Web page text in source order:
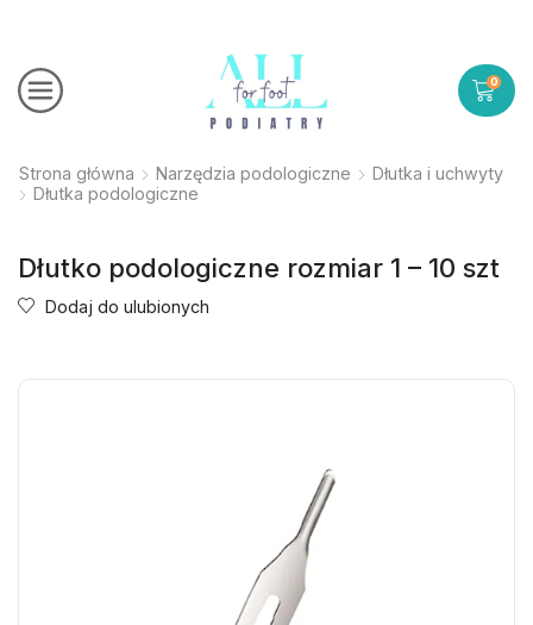
0
Strona główna Narzędzia podologiczne
Dłutka i uchwyty
Dłutka podologiczne
Dłutko podologiczne rozmiar 1 – 10 szt
Dodaj do ulubionych